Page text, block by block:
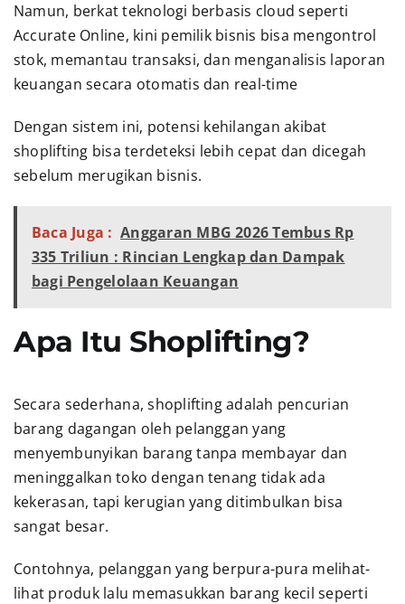
Namun, berkat teknologi berbasis cloud seperti
Accurate Online, kini pemilik bisnis bisa mengontrol
stok, memantau transaksi, dan menganalisis laporan
keuangan secara otomatis dan real-time
Dengan sistem ini, potensi kehilangan akibat
shoplifting bisa terdeteksi lebih cepat dan dicegah
sebelum merugikan bisnis.
Baca Juga : Anggaran MBG 2026 Tembus Rp
335 Triliun : Rincian Lengkap dan Dampak
bagi Pengelolaan Keuangan
Apa Itu Shoplifting?
Secara sederhana, shoplifting adalah pencurian
barang dagangan oleh pelanggan yang
menyembunyikan barang tanpa membayar dan
meninggalkan toko dengan tenang tidak ada
kekerasan, tapi kerugian yang ditimbulkan bisa
sangat besar.
Contohnya, pelanggan yang berpura-pura melihat-
lihat produk lalu memasukkan barang kecil seperti